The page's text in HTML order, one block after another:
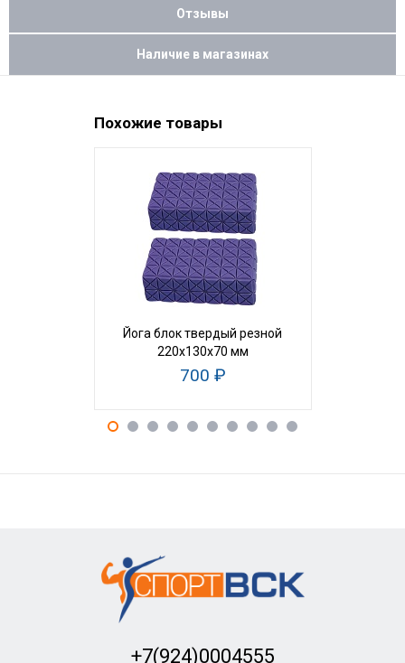
Отзывы
Наличие в магазинах
Похожие товары
Йога блок твердый резной
220х130х70 мм
700 ₽
+7(924)0004555